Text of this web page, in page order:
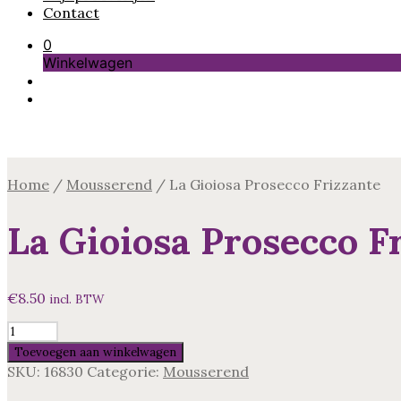
Contact
0
Winkelwagen
Home / Mousserend / La Gioiosa Prosecco Frizzante
La Gioiosa Prosecco
€8.50 incl. BTW
La
Gioiosa
Prosecco
Frizzante
Toevoegen aan winkelwagen
SKU: 16830 Categorie: Mousserend